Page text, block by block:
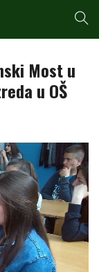
Most u
u OŠ